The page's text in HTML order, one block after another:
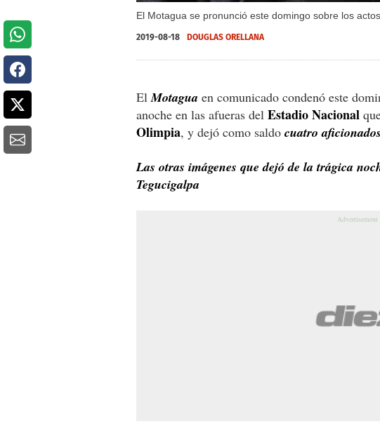
El Motagua se pronunció este domingo sobre los
2019-08-18 DOUGLAS ORELLANA
ElMotagua en comunicado condenó este
anoche en las afueras del Estadio Nacional
Olimpia, y dejó como saldo cuatro
Las otras imágenes que dejó de la trágica
Tegucigalpa